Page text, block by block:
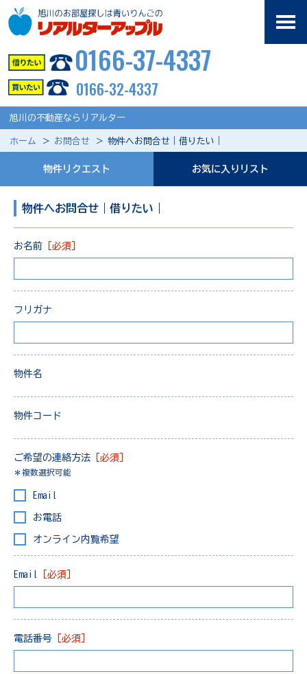
0166-37-4337
0166-32-4337
旭川の不動産ならリアルター
ホーム お問合せ 物件へお問合せ｜借りたい｜
物件リクエスト お気に入りリスト
物件へお問合せ｜借りたい｜
お名前 ［必須］
フリガナ
物件名
物件コード
ご希望の連絡方法 ［必須］
＊複数選択可能
Email
お電話
オンライン内覧希望
Email ［必須］
電話番号 ［必須］